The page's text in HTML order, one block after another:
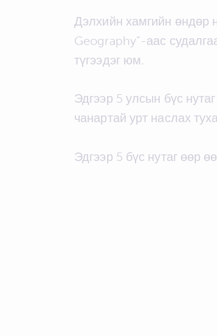
Дэлхийн хамгийн өндөр
Geography”-аас
түгээдэг юм.
Эдгээр 5 улсын бүс
чанартай урт наслах
Эдгээр 5 бүс нутаг өөр